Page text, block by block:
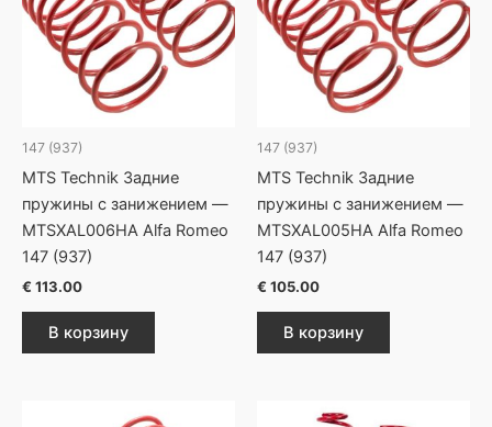
147 (937)
MTS Technik Задние
пружины с занижением —
MTSXAL006HA Alfa Romeo
147 (937)
€ 113.00
В корзину
147 (937)
MTS Technik Задние
пружины с занижением —
MTSXAL005HA Alfa Romeo
147 (937)
€ 105.00
В корзину